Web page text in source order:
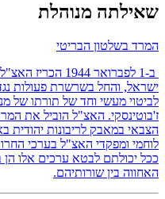
שאילתה מנוהלת
המרד בשלטון הבריטי
ב-1 לפברואר
ישראל, והחל בשרשרת פעולות
לביטוי מעשי וחד של תורתו של
ז'בוטינסקי. האצ"ל הוביל את
הצבאי במאבק לריבונות יהודית
לוחמי ומפקדי האצ"ל בערכי
ככל יכולתם לבטא ערכים אלו
האחווה בין שורותיהם.